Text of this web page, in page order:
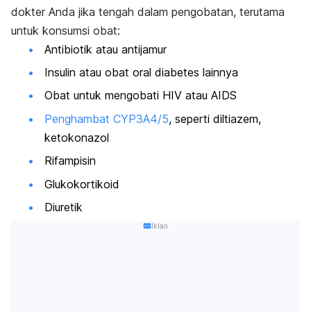
dokter Anda jika tengah dalam pengobatan, terutama
untuk konsumsi obat:
Antibiotik atau antijamur
Insulin atau obat oral diabetes lainnya
Obat untuk mengobati HIV atau AIDS
Penghambat CYP3A4/5, seperti diltiazem,
ketokonazol
Rifampisin
Glukokortikoid
Diuretik
Iklan